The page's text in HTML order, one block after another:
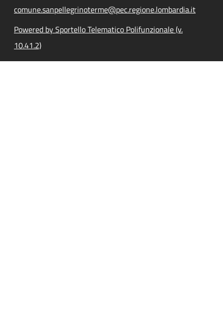
comune.sanpellegrinoterme@pec.regione.lombardia.it
Powered by Sportello Telematico Polifunzionale (v.
10.41.2)